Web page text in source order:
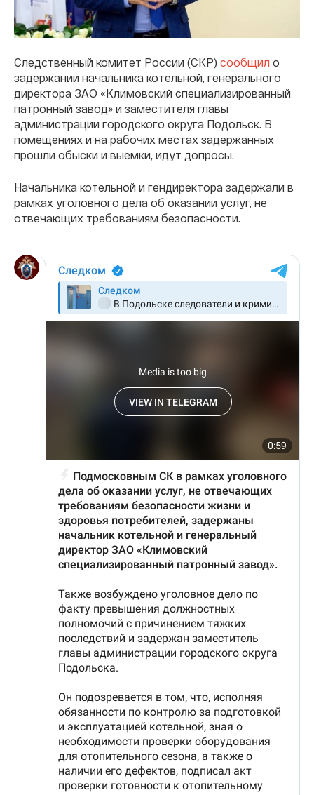
Следственный комитет России (СКР) сообщил о
задержании начальника котельной, генерального
директора ЗАО «Климовский специализированный
патронный завод» и заместителя главы
администрации городского округа Подольск. В
помещениях и на рабочих местах задержанных
прошли обыски и выемки, идут допросы.
Начальника котельной и гендиректора задержали в
рамках уголовного дела об оказании услуг, не
отвечающих требованиям безопасности.